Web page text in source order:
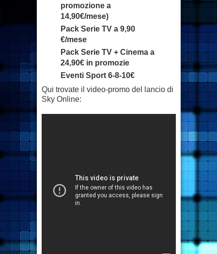
promozione a
14,90€/mese)
Pack Serie TV a 9,90
€/mese
Pack Serie TV + Cinema a
24,90€ in promozie
Eventi Sport 6-8-10€
Qui trovate il video-promo del lancio di
Sky Online: